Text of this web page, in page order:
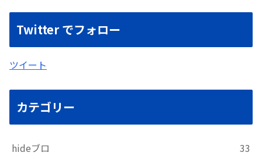
Twitter でフォロー
ツイート
カテゴリー
hideブロ
33